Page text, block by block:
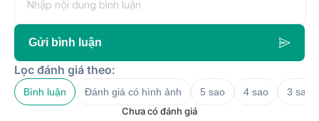
Gửi bình luận
Lọc đánh giá theo:
Bình luận Đánh giá có hình ảnh 5 sao 4 sao
3 sao
Chưa có đánh giá